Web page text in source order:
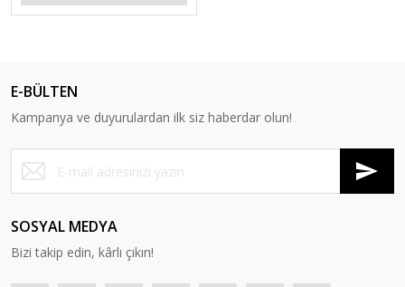
E-BÜLTEN
Kampanya ve duyurulardan ilk siz haberdar olun!
SOSYAL MEDYA
Bizi takip edin, kârlı çıkın!